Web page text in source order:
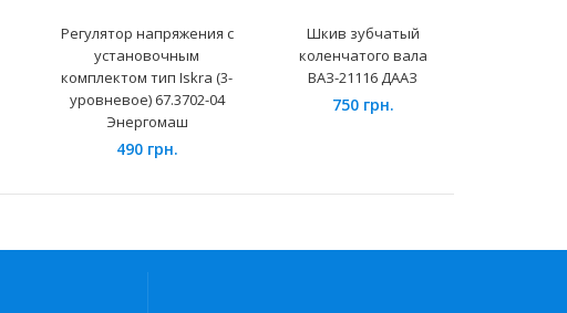
Регулятор напряжения с
установочным
комплектом тип Iskra (3-
уровневое) 67.3702-04
Энергомаш
490 грн.
Шкив зубчатый
коленчатого вала
ВАЗ-21116 ДААЗ
750 грн.